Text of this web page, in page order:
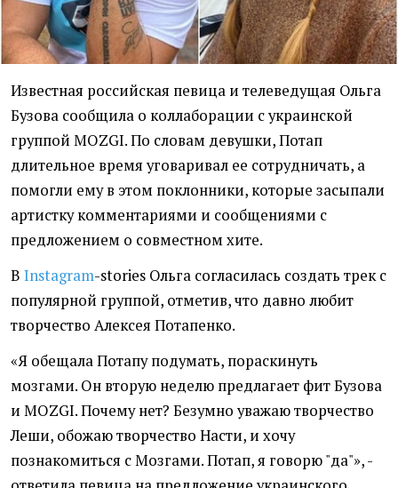
Известная российская певица и телеведущая Ольга
Бузова сообщила о коллаборации с украинской
группой MOZGI. По словам девушки, Потап
длительное время уговаривал ее сотрудничать, а
помогли ему в этом поклонники, которые засыпали
артистку комментариями и сообщениями с
предложением о совместном хите.
В Instagram-stories Ольга согласилась создать трек с
популярной группой, отметив, что давно любит
творчество Алексея Потапенко.
«Я обещала Потапу подумать, пораскинуть
мозгами. Он вторую неделю предлагает фит Бузова
и MOZGI. Почему нет? Безумно уважаю творчество
Леши, обожаю творчество Насти, и хочу
познакомиться с Мозгами. Потап, я говорю "да"», -